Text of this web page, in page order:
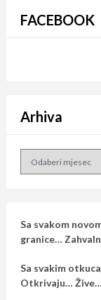
FACEBOOK
Arhiva
Sa svakom
granice…
Sa svakim
Otkrivaju… Žive…